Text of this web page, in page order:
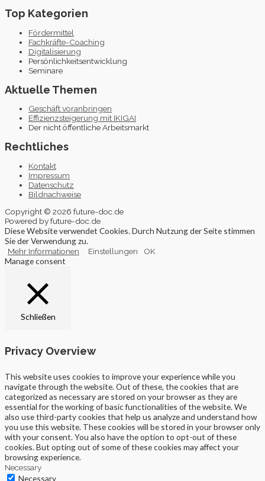
Top Kategorien
Fördermittel
Fachkräfte-Coaching
Digitalisierung
Persönlichkeitsentwicklung
Seminare
Aktuelle Themen
Geschäft voranbringen
Effizienzsteigerung mit IKIGAI
Der nicht öffentliche Arbeitsmarkt
Rechtliches
Kontakt
Impressum
Datenschutz
Bildnachweise
Copyright © 2026 future-doc.de
Powered by future-doc.de
Diese Website verwendet Cookies. Durch Nutzung der Seite stimmen
Sie der Verwendung zu.
Mehr Informationen Einstellungen OK
Manage consent
Schließen
Privacy Overview
This website uses cookies to improve your experience while you
navigate through the website. Out of these, the cookies that are
categorized as necessary are stored on your browser as they are
essential for the working of basic functionalities of the website. We
also use third-party cookies that help us analyze and understand how
you use this website. These cookies will be stored in your browser only
with your consent. You also have the option to opt-out of these
cookies. But opting out of some of these cookies may affect your
browsing experience.
Necessary
Necessary